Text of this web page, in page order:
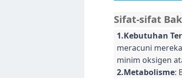
Sifat-sifat
1.Kebutuhan
meracuni
minim oksigen
2.Metabolisme: